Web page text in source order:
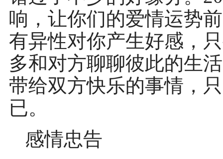
响，让你们的爱情运势
有异性对你产生好感，
多和对方聊聊彼此的生
带给双方快乐的事情，
已。
感情忠告